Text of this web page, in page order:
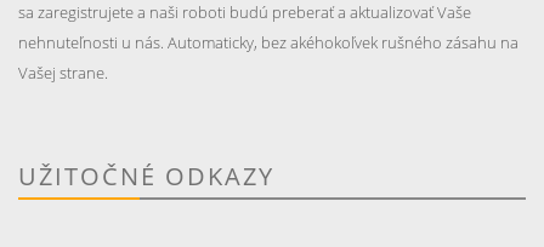
sa zaregistrujete a naši roboti budú preberať a aktualizovať Vaše
nehnuteľnosti u nás. Automaticky, bez akéhokoľvek rušného zásahu na
Vašej strane.
UŽITOČNÉ ODKAZY